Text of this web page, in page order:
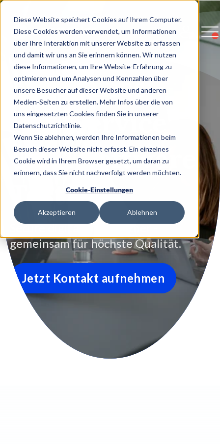
Diese Website speichert Cookies auf Ihrem Computer.
Diese Cookies werden verwendet, um Informationen
über Ihre Interaktion mit unserer Website zu erfassen
und damit wir uns an Sie erinnern können. Wir nutzen
diese Informationen, um Ihre Website-Erfahrung zu
optimieren und um Analysen und Kennzahlen über
unsere Besucher auf dieser Website und anderen
Medien-Seiten zu erstellen. Mehr Infos über die von
uns eingesetzten Cookies finden Sie in unserer
Datenschutzrichtlinie.
Wenn Sie ablehnen, werden Ihre Informationen beim
Besuch dieser Website nicht erfasst. Ein einzelnes
Cookie wird in Ihrem Browser gesetzt, um daran zu
erinnern, dass Sie nicht nachverfolgt werden möchten.
Cookie-Einstellungen
Akzeptieren Ablehnen
Appmatics -
Full-Service
QA & Software
Testing
Secure digital life together -
gemeinsam für höchste Qualität.
Jetzt Kontakt aufnehmen